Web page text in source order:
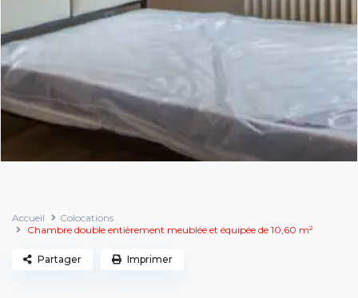
Accueil
Colocations
Chambre double entièrement meublée et équipée de 10,60 m²
Partager Imprimer